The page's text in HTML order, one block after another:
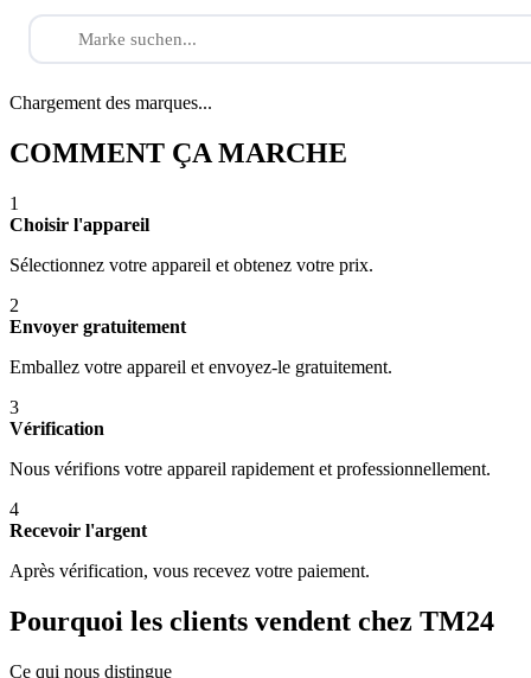
Chargement des marques...
COMMENT ÇA MARCHE
1
Choisir l'appareil
Sélectionnez votre appareil et obtenez votre prix.
2
Envoyer gratuitement
Emballez votre appareil et envoyez-le gratuitement.
3
Vérification
Nous vérifions votre appareil rapidement et professionnellement.
4
Recevoir l'argent
Après vérification, vous recevez votre paiement.
Pourquoi les clients vendent chez TM24
Ce qui nous distingue